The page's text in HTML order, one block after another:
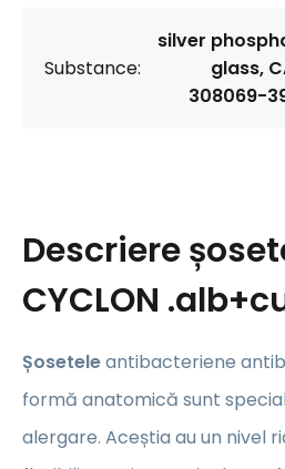
Substance:
silver
glass,
308069-
Descriere
CYCLON
Șoseteleantibacteriene
formă anatomică sunt
alergare. Aceștia au un nivel